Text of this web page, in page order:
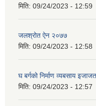
मिति: 09/24/2023 - 12:59
जलश्रोत ऐन २०७७
मिति: 09/24/2023 - 12:58
घ बर्गको निर्माण व्यबसाय
मिति: 09/24/2023 - 12:57